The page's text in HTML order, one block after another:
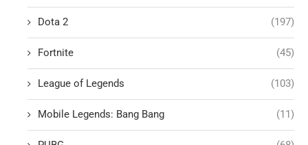
Dota 2 (197)
Fortnite (45)
League of Legends (103)
Mobile Legends: Bang Bang (11)